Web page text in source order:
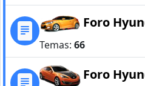
Foro
Temas: 66
Foro